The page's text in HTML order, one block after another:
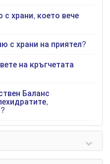
храни, което вече
с храни на приятел?
на кръгчетата
Баланс